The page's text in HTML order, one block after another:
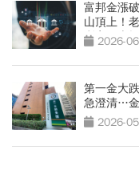
富邦金漲
山頂上！
利率一表抓
2026-
第一金大
急澄清…金
2026-